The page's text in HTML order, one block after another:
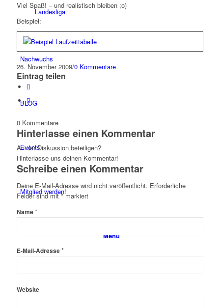
Landesliga
Nachwuchs
BLOG
Events
Mitglied werden!
Menü
Viel Spaß! – und realistisch bleiben ;o)
Beispiel:
26. November 2009/0 Kommentare
Eintrag teilen
0 Kommentare
Hinterlasse einen Kommentar
An der Diskussion beteiligen?
Hinterlasse uns deinen Kommentar!
Schreibe einen Kommentar
Deine E-Mail-Adresse wird nicht veröffentlicht. Erforderliche
Felder sind mit*markiert
Name*
E-Mail-Adresse*
Website